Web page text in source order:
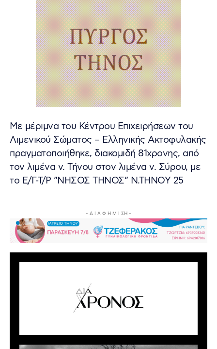
Με μέριμνα του Κέντρου Επιχειρήσεων του
Λιμενικού Σώματος – Ελληνικής Ακτοφυλακής
πραγματοποιήθηκε, διακομιδή 81χρονης, από
τον λιμένα ν. Τήνου στον λιμένα ν. Σύρου, με
το Ε/Γ-Τ/Ρ ”ΝΗΣΟΣ ΤΗΝΟΣ” Ν.ΤΗΝΟΥ 25
- Δ Ι Α Φ Η Μ Ι ΣΗ -